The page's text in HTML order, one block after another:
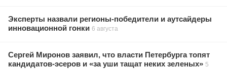
Эксперты назвали регионы-победители и аутсайдеры
инновационной гонки 6 августа
Сергей Миронов заявил, что власти Петербурга топят
кандидатов-эсеров и «за уши тащат неких зеленых» 5